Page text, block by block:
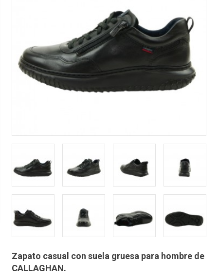
Zapato casual con suela gruesa para hombre de
CALLAGHAN.